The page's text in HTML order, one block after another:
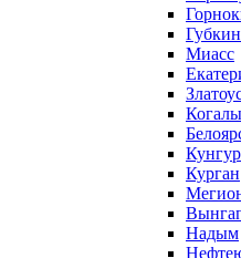
Миасс
Кунгур
Курган
Надым